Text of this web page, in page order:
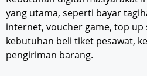
yang utama, seperti bayar
internet, voucher game, top up
kebutuhan beli tiket pesawat,
pengiriman barang.